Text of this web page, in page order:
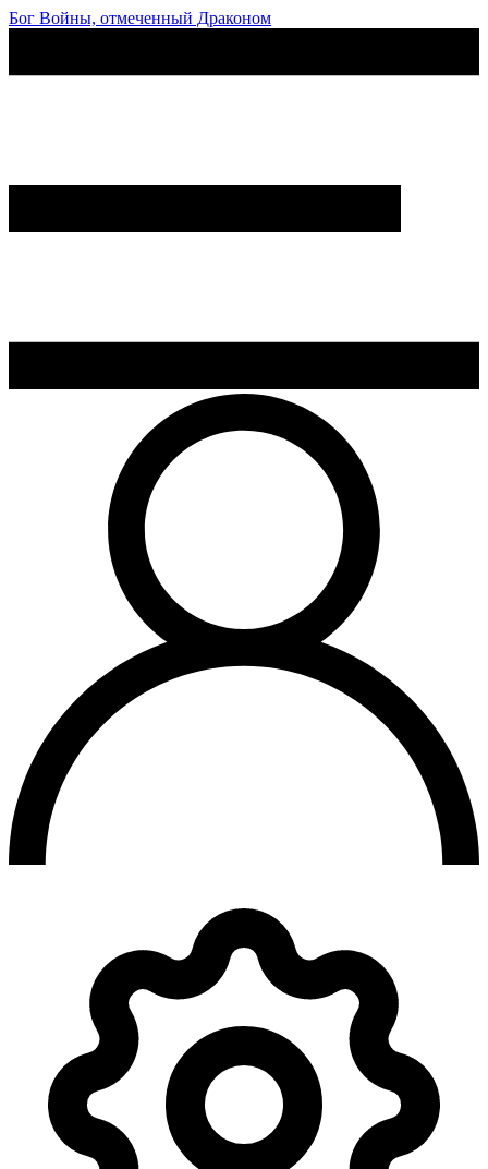
Бог Войны, отмеченный Драконом